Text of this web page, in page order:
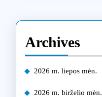
Archives
2026 m. liepos mėn.
2026 m. birželio mėn.